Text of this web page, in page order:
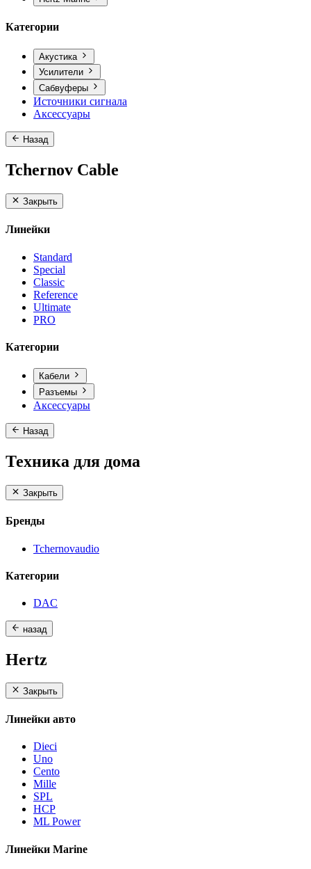
Категории
Акустика
Усилители
Сабвуферы
Источники сигнала
Аксессуары
Назад
Tchernov Cable
Закрыть
Линейки
Standard
Special
Classic
Reference
Ultimate
PRO
Категории
Кабели
Разъемы
Аксессуары
Назад
Техника для дома
Закрыть
Бренды
Tchernovaudio
Категории
DAC
назад
Hertz
Закрыть
Линейки авто
Dieci
Uno
Cento
Mille
SPL
HCP
ML Power
Линейки Marine